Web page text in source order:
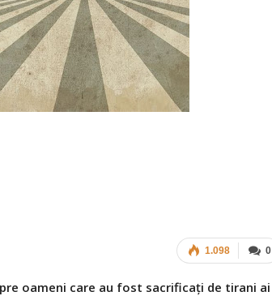
0
1.098
oameni care au fost sacrificați de tirani ai